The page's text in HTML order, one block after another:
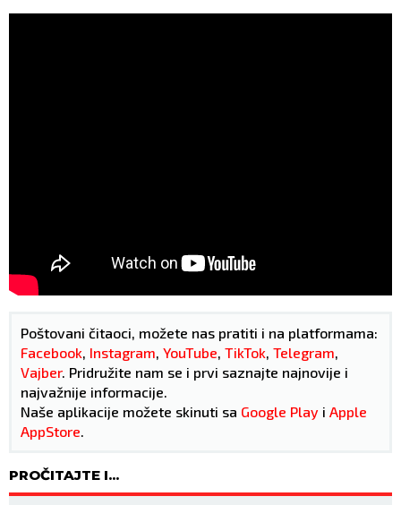
Poštovani čitaoci, možete nas pratiti i na platformama:
Facebook, Instagram, YouTube, TikTok, Telegram,
Vajber. Pridružite nam se i prvi saznajte najnovije i
najvažnije informacije.
Naše aplikacije možete skinuti sa Google Play i Apple
AppStore.
PROČITAJTE I...